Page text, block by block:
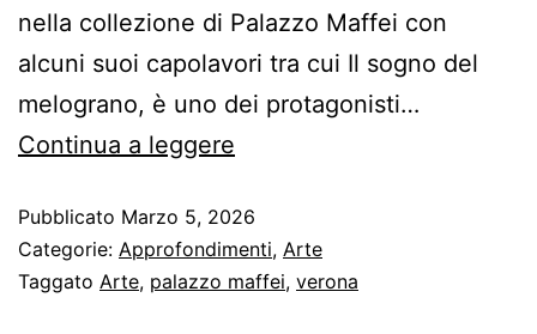
nella collezione di Palazzo Maffei con
alcuni suoi capolavori tra cui Il sogno del
melograno, è uno dei protagonisti…
Continua a leggere
Pubblicato Marzo 5, 2026
Categorie: Approfondimenti, Arte
Taggato Arte, palazzo maffei, verona